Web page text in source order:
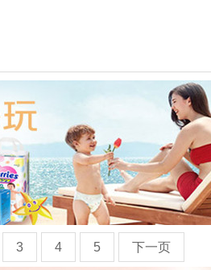
3 4 5 下一页